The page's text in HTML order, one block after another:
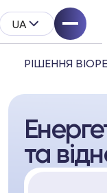
UA
та
РІШЕННЯ